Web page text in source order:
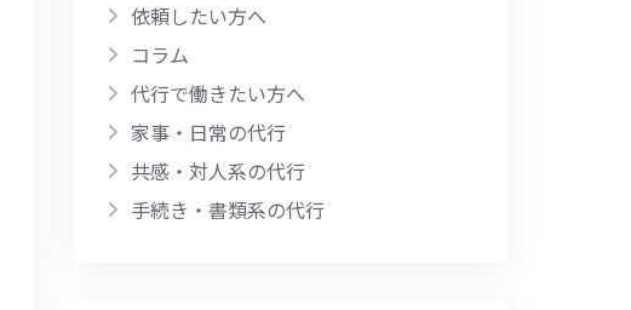
依頼したい方へ
コラム
代行で働きたい方へ
家事・日常の代行
共感・対人系の代行
手続き・書類系の代行